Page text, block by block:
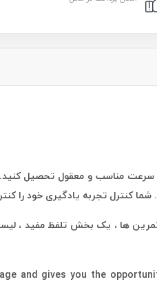
سرعت مناسب و معقول تحصیل
کنترل تجربه یادگیری خود را
ها ، یک بخش تلفظ مفید ،
and gives you the